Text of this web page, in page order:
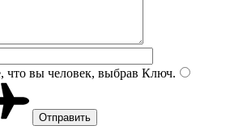
что вы человек, выбрав Ключ.